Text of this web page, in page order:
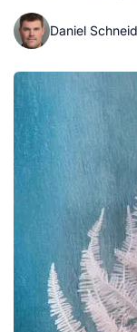
Daniel